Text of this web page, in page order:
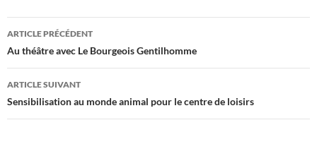
Navigation
des
articles
ARTICLE PRÉCÉDENT
Au théâtre avec Le Bourgeois Gentilhomme
ARTICLE SUIVANT
Sensibilisation au monde animal pour le centre de loisirs